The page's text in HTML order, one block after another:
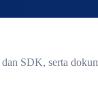
SDK, serta